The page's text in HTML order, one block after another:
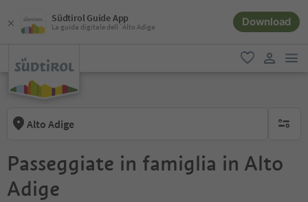
Südtirol Guide App
La guida digitale dell´Alto Adige Download
favoriti
Alto Adige
Passeggiate in famiglia in Alto
Adige